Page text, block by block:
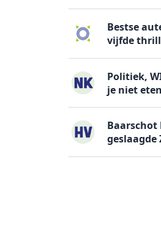
Bestse
vijfde
Politiek,
je niet eten